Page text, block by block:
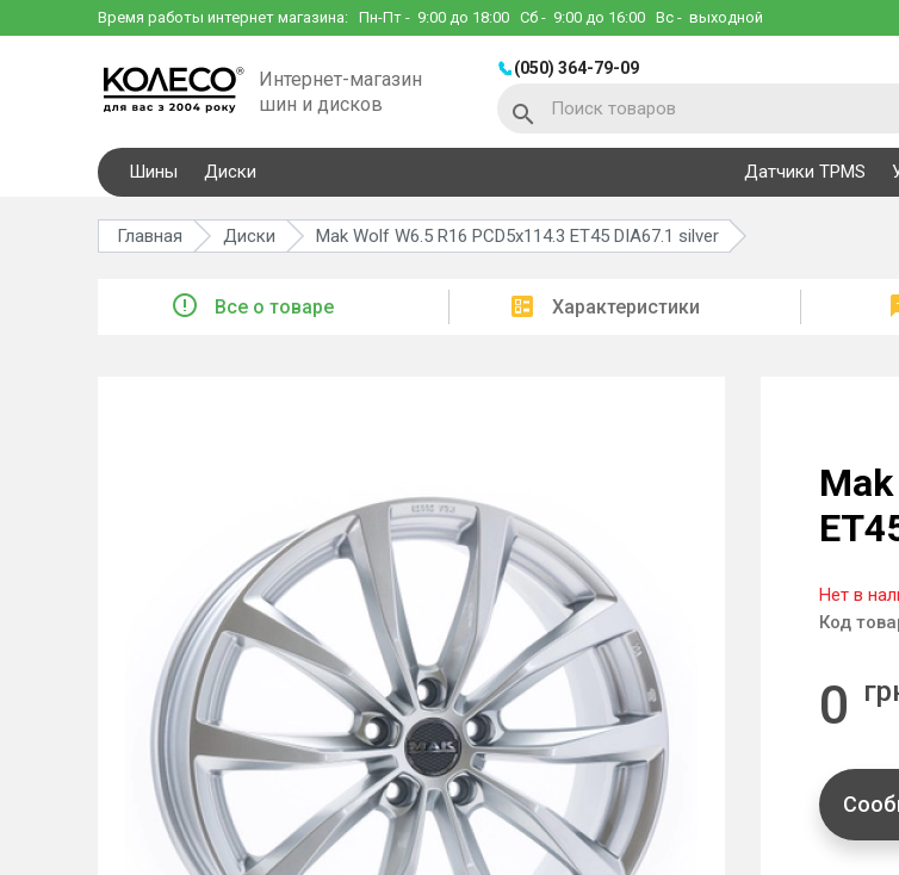
Время работы интернет магазина: Пн-Пт - 9:00 до 18:00 Сб - 9:00 до 16:00 Вс - выходной
Интернет-магазин
шин и дисков
(050) 364-79-09
Шины Диски Датчики TPMS
Главная Диски Mak Wolf W6.5 R16 PCD5x114.3 ET45 DIA67.1 silver
Все о товаре Характеристики
Нет в
Код
0